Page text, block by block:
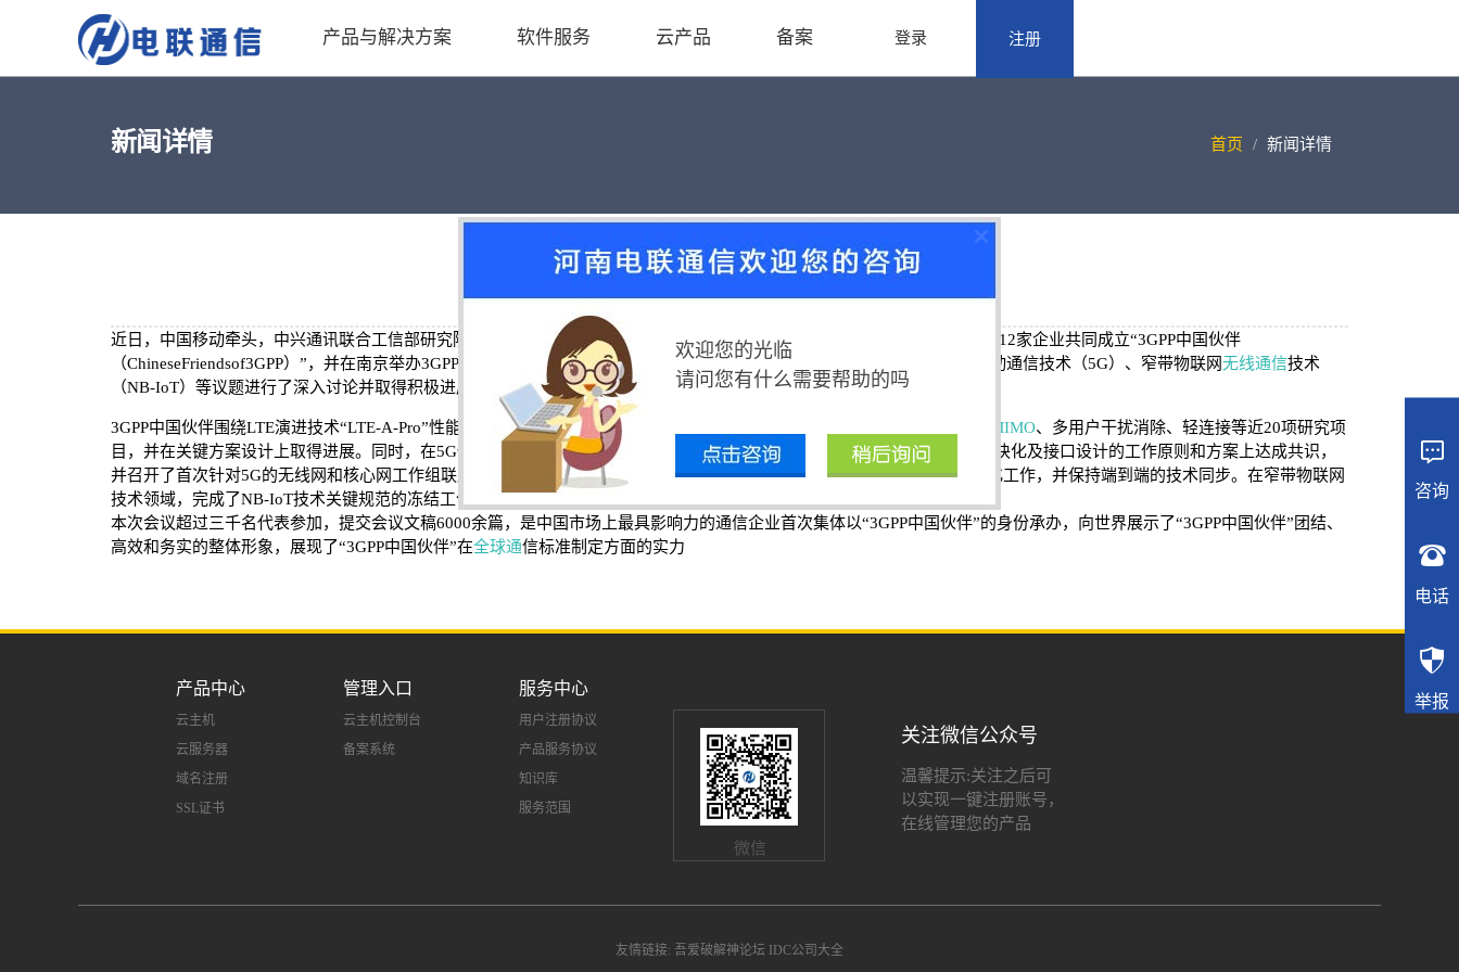
产品与解决方案 软件服务 云产品 备案 登录 注册
新闻详情 首页 新闻详情
“3GPP中国伙伴”共同发力全球通信标准制定
近日，中国移动牵头，中兴通讯联合工信部研究院、大唐电信、华为、联想、OPPO、酷派、爱立信、三星、诺基亚和高通等12家企业共同成立“3GPP中国伙伴
（ChineseFriendsof3GPP）”，并在南京举办3GPPRAN1/2/3/4/5、GEARAN和SA2工作组会议。会议围绕LTE演进、第五代移动通信技术（5G）、窄带物联网无线通信技术
（NB-IoT）等议题进行了深入讨论并取得积极进展。
3GPP中国伙伴围绕LTE演进技术“LTE-A-Pro”性能提升、资源高效利用和垂直行业渗透等三大目标，确立了VoLTE增强、3D- MIMO、多用户干扰消除、轻连接等近20项研究项
目，并在关键方案设计上取得进展。同时，在5G性能仿真评估假设、物理层帧结构设计、高频
与信道建模、网络
功能模块化及接口设计的工作原则和方案上达成共识，
并召开了首次针对5G的无线网和核心网工作组联席会议。中国
移动作为5G网络架构项目牵头公司，统筹开展5G技术的标准化工作，并保持端到端的技术同步。在窄带物联网
技术领域，完成了NB-IoT技术关键规范的冻结工作，标准化工作顺利收官，相关产品正式交棒。
本次会议超过三千名代表参加，提交会议文稿6000余篇，是中国市场上最具影响力的通信企业首次集体以“3GPP中国伙伴”的身份承办，向世界展示了“3GPP中国伙伴”团结、
高效和务实的整体形象，展现了“3GPP中国伙伴”在全球通信标准制定方面的实力
欢迎您的光临
请问您有什么需要帮助的吗
产品中心
云主机
云服务器
域名注册
SSL证书
管理入口
云主机控制台
备案系统
服务中心
用户注册协议
产品服务协议
知识库
服务范围
微信
关注微信公众号
温馨提示:关注之后可
以实现一键注册账号，
在线管理您的产品
友情链接: 吾爱破解神论坛 IDC公司大全

咨询

电话

举报